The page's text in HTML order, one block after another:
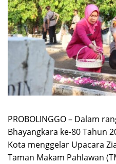
PROBOLINGGO – Dalam
Bhayangkara ke-80 Tahun
Kota menggelar Upacara
Taman Makam Pahlawan